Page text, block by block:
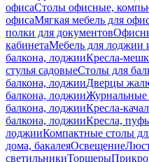
офисаСтолы офисные,
офисаМягкая мебель для
полки для документов
кабинетаМебель для лоджии
балкона, лоджииКресла-
стулья садовыеСтолы для
балкона, лоджииДверцы
балкона, лоджииЖурнальные
балкона, лоджииКресла-
балкона, лоджииКресла,
лоджииКомпактные столы
дома, бакалеяОсвещение
светильникиТоршеры